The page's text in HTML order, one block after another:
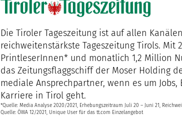
Die Tiroler Tageszeitung ist auf allen
reichweitenstärkste Tageszeitung Tirols. Mit
PrintleserInnen* und monatlich 1,2 Million
das Zeitungsflaggschiff der Moser Holding
mediale Ansprechpartner, wenn es um Jobs,
Karriere in Tirol geht.
*Quelle: Media Analyse 2020/2021, Erhebungszeitraum Juli 20 – Juni 21,
Quelle: ÖWA 12/2021, Unique User für das tt.com Einzelangebot